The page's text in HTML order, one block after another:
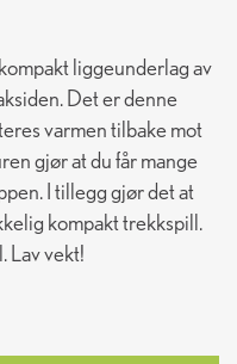
liggeunderlag av
Det er denne
varmen tilbake mot
gjør at du får mange
I tillegg gjør det at
kompakt trekkspill.
Lav vekt!